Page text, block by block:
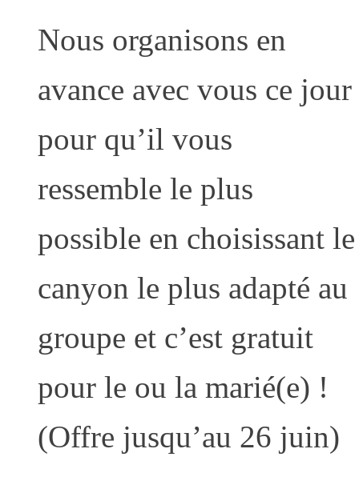
Nous organisons en
avance avec vous ce jour
pour qu’il vous
ressemble le plus
possible en choisissant le
canyon le plus adapté au
groupe et c’est gratuit
pour le ou la marié(e) !
(Offre jusqu’au 26 juin)